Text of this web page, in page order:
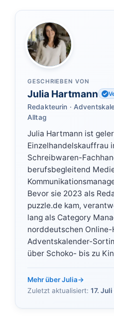
GESCHRIEBEN VON
Julia Hartmann
Redakteurin ·
Alltag
Julia Hartmann ist
Einzelhandelskauffrau
Schreibwaren-
berufsbegleitend
Bevor sie 2023 als
puzzle.de kam,
lang als Category
norddeutschen
Adventskalender-
über Schoko- bis zu
Mehr über Julia→
Zuletzt aktualisiert: 17.